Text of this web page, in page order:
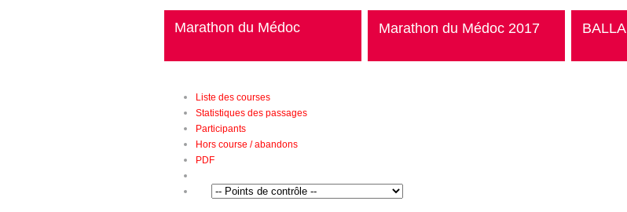
Marathon du Médoc Marathon du Médoc 2017
Liste des courses
Statistiques des passages
Participants
Hors course / abandons
PDF